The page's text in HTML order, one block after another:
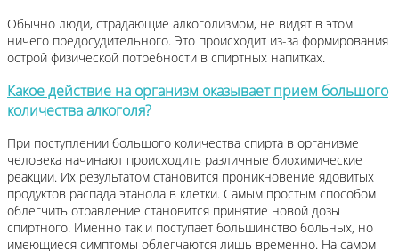
Обычно люди, страдающие алкоголизмом, не видят в этом
ничего предосудительного. Это происходит из-за формирования
острой физической потребности в спиртных напитках.
Какое действие на организм оказывает прием большого
количества алкоголя?
При поступлении большого количества спирта в организме
человека начинают происходить различные биохимические
реакции. Их результатом становится проникновение ядовитых
продуктов распада этанола в клетки. Самым простым способом
облегчить отравление становится принятие новой дозы
спиртного. Именно так и поступает большинство больных, но
имеющиеся симптомы облегчаются лишь временно. На самом